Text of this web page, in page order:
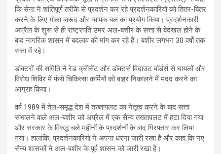
कि सेना ने शांतिपूर्ण तरीके से प्रदर्शन कर रहे प्रदर्शनकारियों को तितर-बितर
करने के लिए गोला बारूद और व्यापक बल का प्रयोग किया। प्रदर्शनकारी
अप्रैल के शुरू से ही राष्ट्रपति उमर अल-बशीर के सत्ता से बेदखल होने के
बाद नागरिक शासन में बदलाव की मांग कर रहे हैं। बशीर लगभग 30 वर्षो तक
सत्ता में रहे।
डॉक्टरों की समिति ने रेड क्रीसेंट और डॉक्टर्स विदाउट बॉर्डर्स से घायलों और
विरोध शिविर में फंसे चिकित्सा कर्मियों को बाहर निकालने में मदद करने का
आग्रह किया।
वर्ष 1989 में तेल-समृद्ध देश में तख्तापलट का नेतृत्व करने के बाद सत्ता
संभालने वाले अल-बशीर को अप्रैल में एक सैन्य तख्तापलट में हटा दिया गया
और सरकार के विरुद्ध चले महीनों के प्रदर्शनों के बाद गिरफ्तार कर लिया
गया। हालांकि, प्रदर्शनकारियों ने अपना धरना जारी रखा है और कहा कि नए
सैन्य शासकों ने अल-बशीर के पूर्व शासन को जारी रखा है।